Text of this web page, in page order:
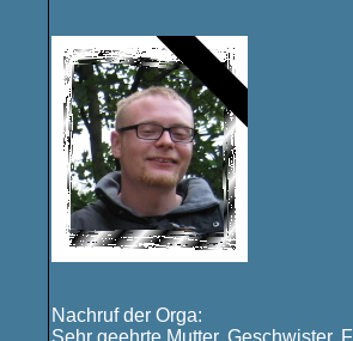
Nachruf der Orga:
Sehr geehrte Mutter, Geschwister,